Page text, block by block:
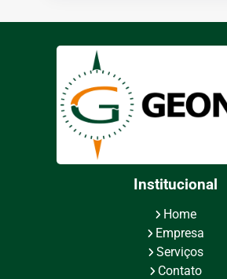
Amostragem minerio de ferro
Auditoria mineração
Banco de dados geologia
Caminhamento elétrico
Consultoria em geologia
Consultoria em mineração
Institucional
Home
Empresa
Serviços
Contato